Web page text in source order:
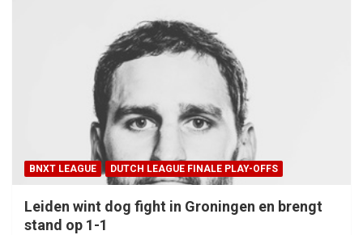
BNXT LEAGUE DUTCH LEAGUE FINALE PLAY-OFFS
Leiden wint dog fight in Groningen en brengt
stand op 1-1